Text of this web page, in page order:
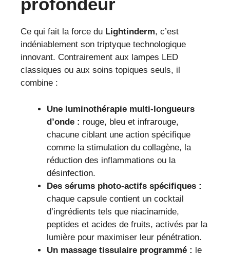
profondeur
Ce qui fait la force du Lightinderm, c’est
indéniablement son triptyque technologique
innovant. Contrairement aux lampes LED
classiques ou aux soins topiques seuls, il
combine :
Une luminothérapie multi-longueurs
d’onde : rouge, bleu et infrarouge,
chacune ciblant une action spécifique
comme la stimulation du collagène, la
réduction des inflammations ou la
désinfection.
Des sérums photo-actifs spécifiques :
chaque capsule contient un cocktail
d’ingrédients tels que niacinamide,
peptides et acides de fruits, activés par la
lumière pour maximiser leur pénétration.
Un massage tissulaire programmé : le